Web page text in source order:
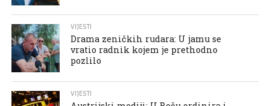
VIJESTI
Drama zeničkih rudara: U jamu se
vratio radnik kojem je prethodno
pozlilo
VIJESTI